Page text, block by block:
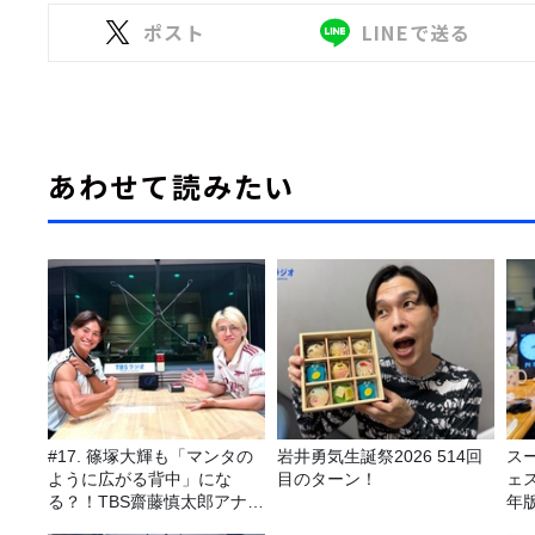
ポスト LINEで送る
あわせて読みたい
#17. 篠塚大輝も「マンタの
ように広がる背中」にな
る？！TBS齋藤慎太郎アナに
岩井勇気生誕祭2026 514回
目のターン！
ス
ェ
年